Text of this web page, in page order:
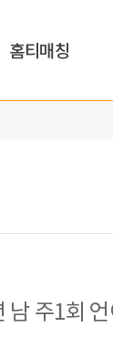
홈티매칭
남 주1회